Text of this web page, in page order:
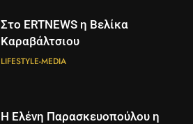
Στο ERTNEWS η Βελίκα
Καραβάλτσιου
LIFESTYLE-MEDIA
Η Ελένη Παρασκευοπούλου η